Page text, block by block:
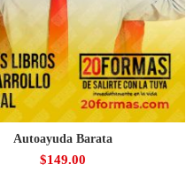
Autoayuda Barata
$149.00